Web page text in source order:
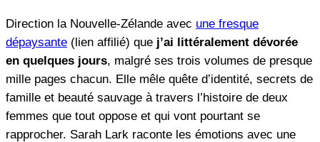
Direction la Nouvelle-Zélande avec une fresque
dépaysante (lien affilié) que j’ai littéralement dévorée
en quelques jours, malgré ses trois volumes de presque
mille pages chacun. Elle mêle quête d’identité, secrets de
famille et beauté sauvage à travers l’histoire de deux
femmes que tout oppose et qui vont pourtant se
rapprocher. Sarah Lark raconte les émotions avec une